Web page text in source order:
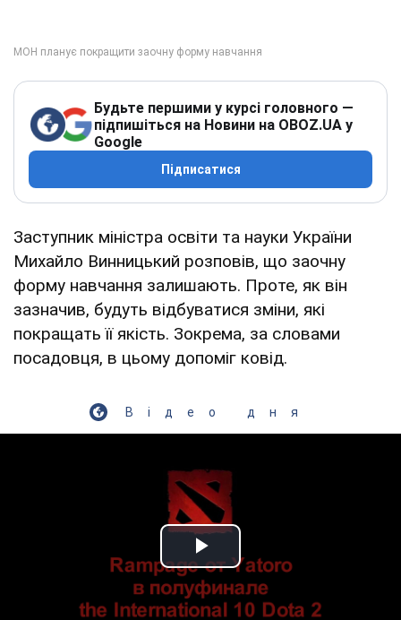
Будьте першими у курсі головного —
підпишіться на Новини на OBOZ.UA у
Google
Підписатися
Заступник міністра освіти та науки України
Михайло Винницький розповів, що заочну
форму навчання залишають. Проте, як він
зазначив, будуть відбуватися зміни, які
покращать її якість. Зокрема, за словами
посадовця, в цьому допоміг ковід.
Відео дня
Play Video